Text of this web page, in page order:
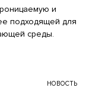
и
подходящей для
среды.
НОВОСТЬ